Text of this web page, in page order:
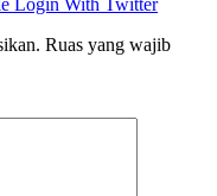
Ruas yang wajib